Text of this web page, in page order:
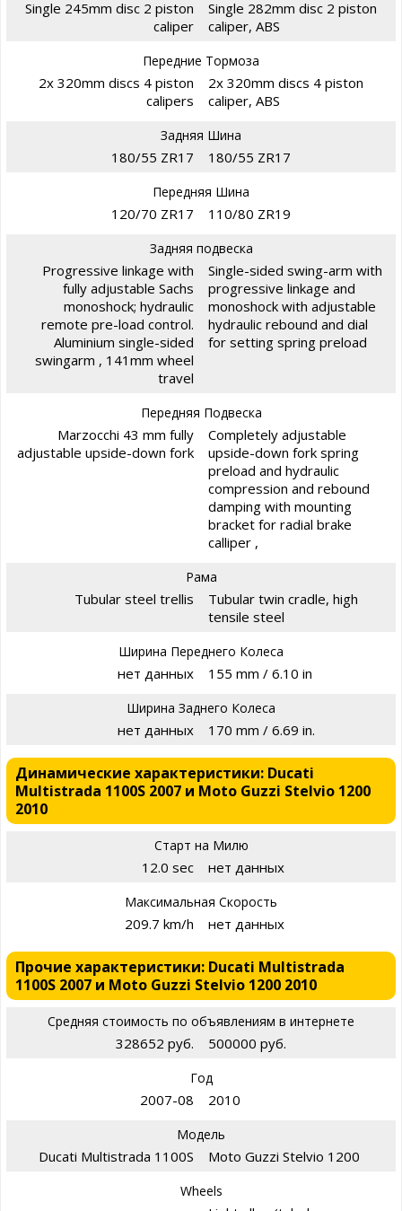
Single 245mm disc 2 piston
caliper
Single 282mm disc 2 piston
caliper, ABS
Передние Тормоза
2x 320mm discs 4 piston
calipers
2x 320mm discs 4 piston
caliper, ABS
Задняя Шина
180/55 ZR17 180/55 ZR17
Передняя Шина
120/70 ZR17 110/80 ZR19
Задняя подвеска
Progressive linkage with
fully adjustable Sachs
monoshock; hydraulic
remote pre-load control.
Aluminium single-sided
swingarm , 141mm wheel
travel
Single-sided swing-arm with
progressive linkage and
monoshock with adjustable
hydraulic rebound and dial
for setting spring preload
Передняя Подвеска
Marzocchi 43 mm fully
adjustable upside-down fork
Completely adjustable
upside-down fork spring
preload and hydraulic
compression and rebound
damping with mounting
bracket for radial brake
calliper ,
Рама
Tubular steel trellis
Tubular twin cradle, high
tensile steel
Ширина Переднего Колеса
нет данных 155 mm / 6.10 in
Ширина Заднего Колеса
нет данных 170 mm / 6.69 in.
Динамические характеристики: Ducati
Multistrada 1100S 2007 и Moto Guzzi Stelvio 1200
2010
Старт на Милю
12.0 sec нет данных
Максимальная Скорость
209.7 km/h нет данных
Прочие характеристики: Ducati Multistrada
1100S 2007 и Moto Guzzi Stelvio 1200 2010
Средняя стоимость по объявлениям в интернете
328652 руб. 500000 руб.
Год
2007-08 2010
Модель
Ducati Multistrada 1100S Moto Guzzi Stelvio 1200
Wheels